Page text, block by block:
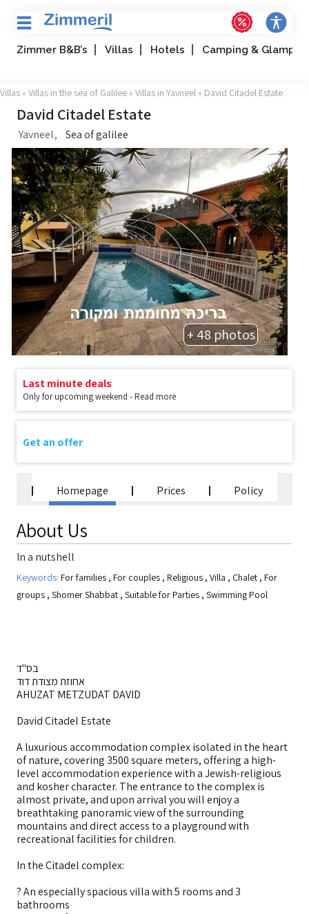
Zimmer B&B’s Villas Hotels Camping &
Villas » Villas in the sea of Galilee » Villas in Yavneel » David Citadel Estate
David Citadel Estate
Yavneel, Sea of galilee
+ 48 photos
Homepage Prices Policy
About Us
In a nutshell
Keywords: For families , For couples , Religious , Villa , Chalet , For
groups , Shomer Shabbat , Suitable for Parties , Swimming Pool
בס"ד
AHUZAT METZUDAT DAVID
David Citadel Estate
A luxurious accommodation complex isolated in the heart
of nature, covering 3500 square meters, offering a high-
level accommodation experience with a Jewish-religious
and kosher character. The entrance to the complex is
almost private, and upon arrival you will enjoy a
breathtaking panoramic view of the surrounding
mountains and direct access to a playground with
recreational facilities for children.
In the Citadel complex:
? An especially spacious villa with 5 rooms and 3
bathrooms
Last minute deals
Only for upcoming weekend - Read more
Get an offer